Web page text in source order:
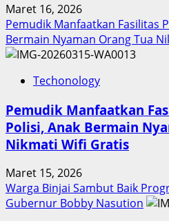
Maret 16, 2026
Pemudik Manfaatkan Fasilitas
Bermain Nyaman Orang Tua
Techonology
Pemudik Manfaatkan
Polisi, Anak Bermain
Nikmati Wifi Gratis
Maret 15, 2026
Warga Binjai Sambut Baik
Gubernur Bobby Nasution